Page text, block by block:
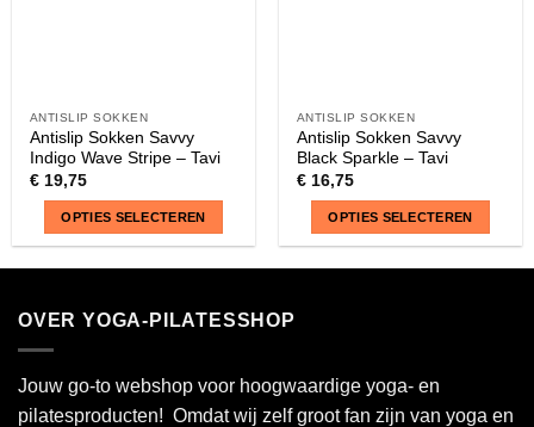
ANTISLIP SOKKEN
Antislip Sokken Savvy
Indigo Wave Stripe – Tavi
€19,75
OPTIES SELECTEREN
meerdere
variaties.
Deze
optie
ANTISLIP SOKKEN
Antislip Sokken Savvy
Black Sparkle – Tavi
€16,75
OPTIES SELECTEREN
Deze
OVER YOGA-PILATESSHOP
Jouw go-to webshop voor hoogwaardige yoga- en
pilatesproducten! Omdat wij zelf groot fan zijn van yoga en